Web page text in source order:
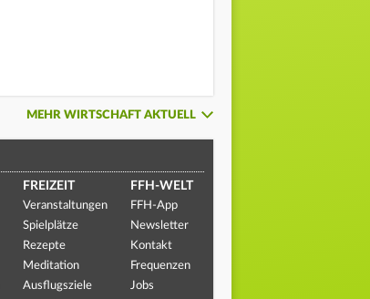
MEHR WIRTSCHAFT AKTUELL
FREIZEIT
Veranstaltungen
Spielplätze
Rezepte
Meditation
Ausflugsziele
FFH-WELT
FFH-App
Newsletter
Kontakt
Frequenzen
Jobs